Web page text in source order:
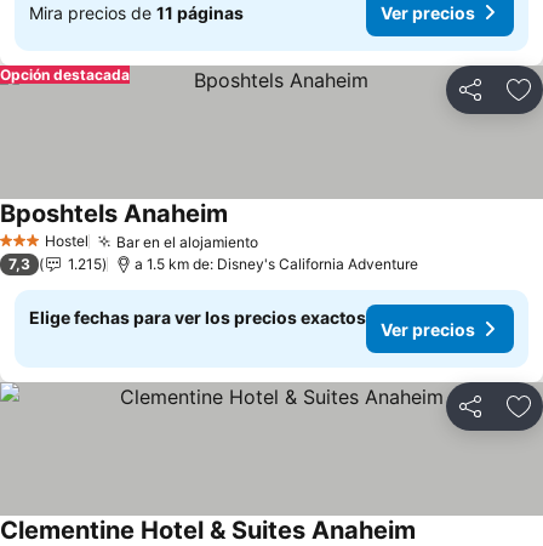
Mira precios de 11 páginas Ver precios
Compartir
Opción destacada
3 EstrellasHostel Bar en el alojamiento
Bposhtels Anaheim
7,3 1.215 a 1.5 km de: Disney's California Adventure
Elige fechas para ver los precios exactos
Ver precios
Compartir
Clementine Hotel & Suites Anaheim